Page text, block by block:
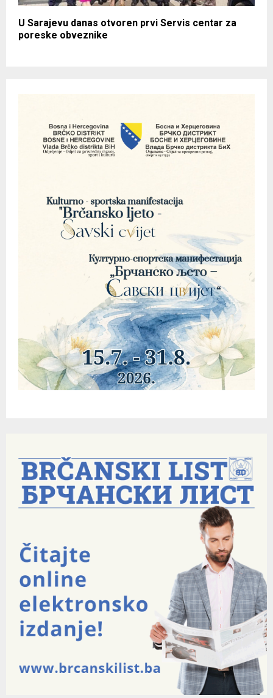
U Sarajevu danas otvoren prvi Servis centar za
poreske obveznike